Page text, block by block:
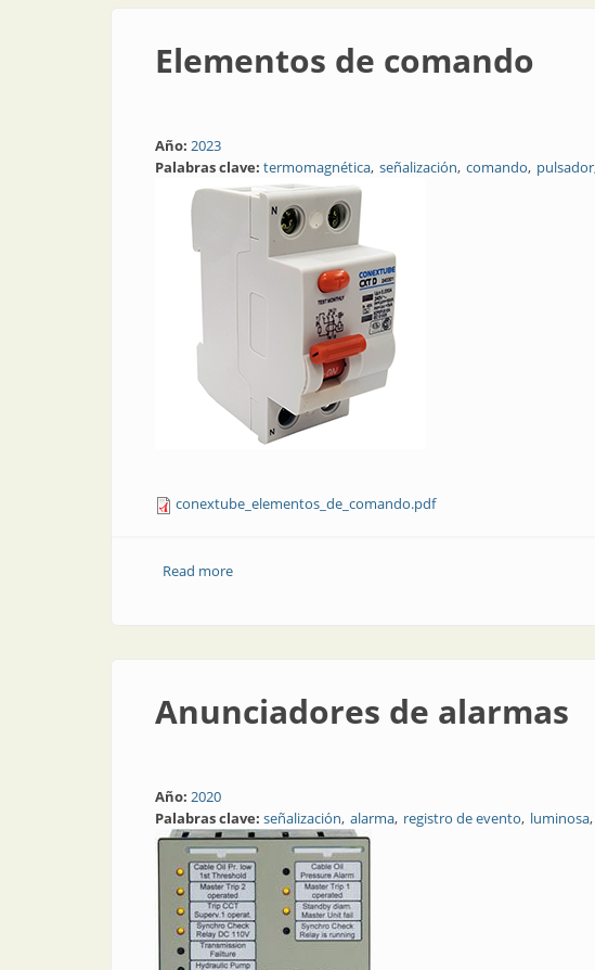
Elementos de comando
Año: 2023
Palabras clave: termomagnética señalización comando pulsador
conextube_elementos_de_comando.pdf
Read moreabout Elementos de comando
Anunciadores de alarmas
Año: 2020
Palabras clave: señalización alarma registro de evento luminosa